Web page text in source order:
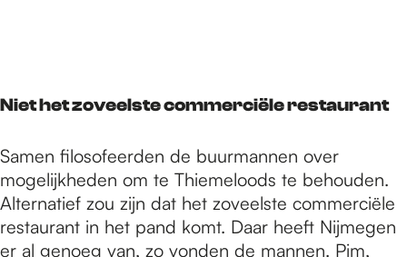
Niet het zoveelste commerciële restaurant
Samen filosofeerden de buurmannen over
mogelijkheden om te Thiemeloods te behouden.
Alternatief zou zijn dat het zoveelste commerciële
restaurant in het pand komt. Daar heeft Nijmegen
er al genoeg van, zo vonden de mannen. Pim,